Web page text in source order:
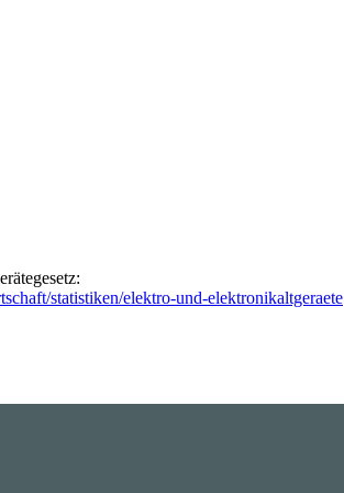
statistiken/elektro-und-elektronikaltgeraete